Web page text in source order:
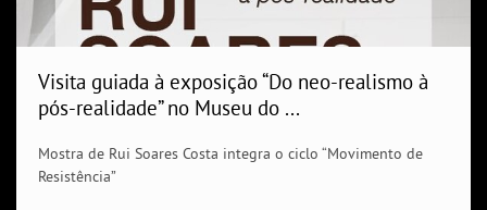
Visita guiada à exposição “Do neo-realismo à
pós-realidade” no Museu do ...
Mostra de Rui Soares Costa integra o ciclo “Movimento de
Resistência”